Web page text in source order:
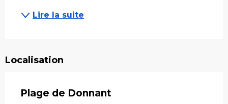
Lire la suite
Localisation
Plage de Donnant